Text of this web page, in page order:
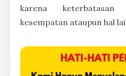
karena keterbatasan
kesempatan ataupun hal